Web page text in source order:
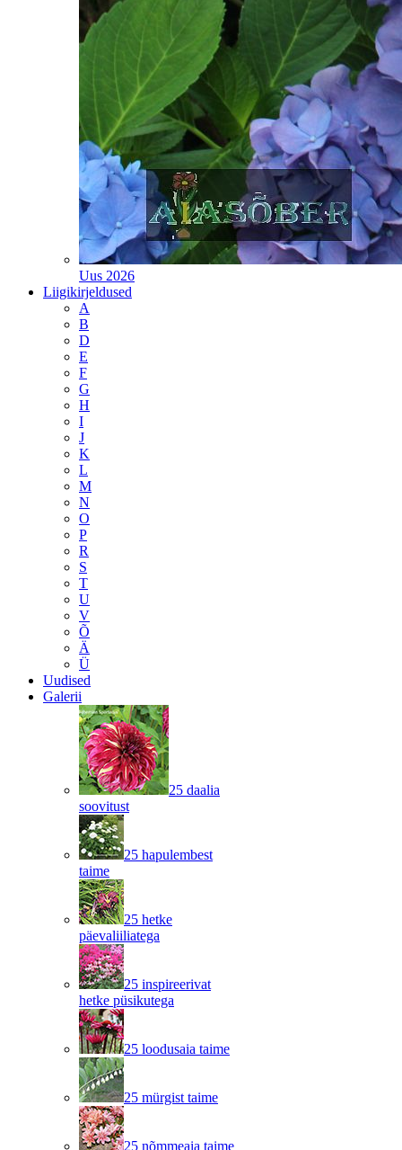
Uus 2026
Liigikirjeldused
A
B
D
E
F
G
H
I
J
K
L
M
N
O
P
R
S
T
U
V
Õ
Ä
Ü
Uudised
Galerii
25 daalia
soovitust
25 hapulembest
taime
25 hetke
päevaliiliatega
25 inspireerivat
hetke püsikutega
25 loodusaia taime
25 mürgist taime
25 nõmmeaia taime